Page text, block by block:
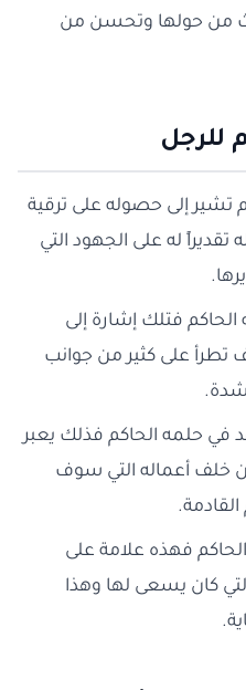
من حولها وتحسن من
للرجل
تشير إلى حصوله على ترقية
له على الجهود التي
الحاكم فتلك إشارة إلى
تطرأ على كثير من جوانب
في حلمه الحاكم فذلك يعبر
خلف أعماله التي سوف
القادمة.
فهذه علامة على
كان يسعى لها وهذا